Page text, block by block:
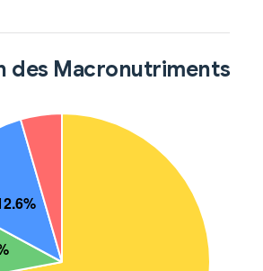
des Macronutriments